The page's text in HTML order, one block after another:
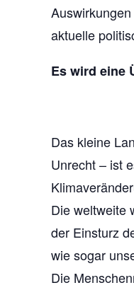
aktuelle
Es wird eine
Das kleine
Unrecht – ist
Die weltweite
der Einsturz
wie sogar
Die